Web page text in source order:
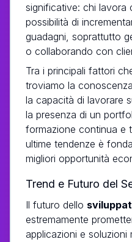
significative: chi lavora
possibilità di
guadagni, soprattutto
o collaborando con
Tra i principali fattori
troviamo la
la capacità di lavorare
la presenza di un
formazione continua e
ultime tendenze è
migliori opportunità
Trend e Futuro del
Il futuro dello
estremamente
applicazioni e